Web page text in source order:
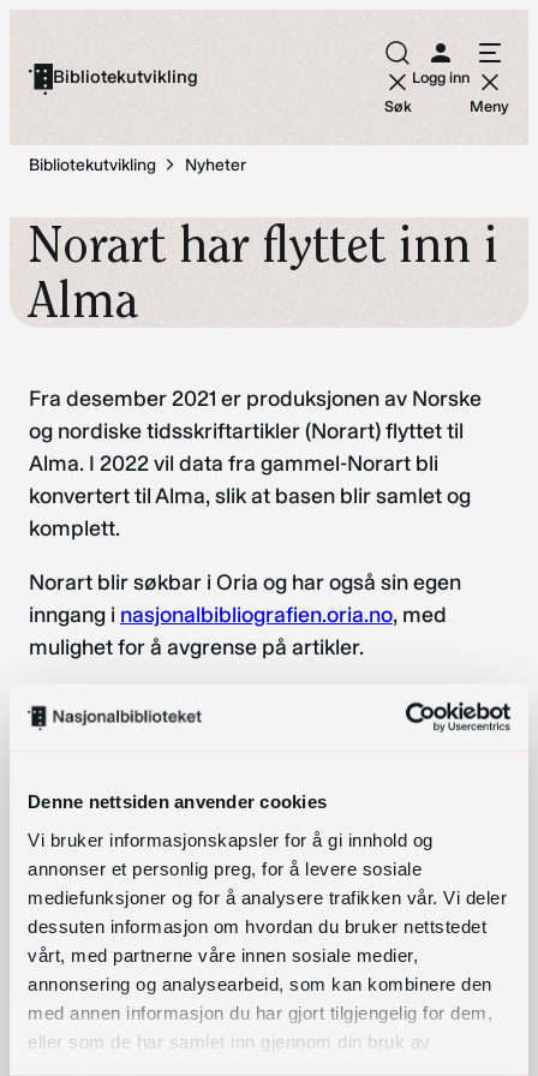
Denne nettsiden anvender cookies
Vi bruker informasjonskapsler for å gi innhold og
annonser et personlig preg, for å levere sosiale
mediefunksjoner og for å analysere trafikken vår. Vi deler
dessuten informasjon om hvordan du bruker nettstedet
vårt, med partnerne våre innen sosiale medier,
annonsering og analysearbeid, som kan kombinere den
med annen informasjon du har gjort tilgjengelig for dem,
eller som de har samlet inn gjennom din bruk av
innholdBibliotekutvikling
Søk
Logg inn
Meny
Bibliotekutvikling Nyheter
Norart har flyttet inn i
Alma
Fra desember 2021 er produksjonen av Norske
og nordiske tidsskriftartikler (Norart) flyttet til
Alma. I 2022 vil data fra gammel-Norart bli
konvertert til Alma, slik at basen blir samlet og
komplett.
Norart blir søkbar i Oria og har også sin egen
inngang i nasjonalbibliografien.oria.no, med
mulighet for å avgrense på artikler.
I tillegg vil Norart-artiklene være tilgjengelige i
Depotbibliotekets nye tjeneste.Her kan også
artikkelkopier bestilles.
Henvendelser om Norart kan rettes
til:norartikler@nb.no (eller telefon 23 27 62 63).